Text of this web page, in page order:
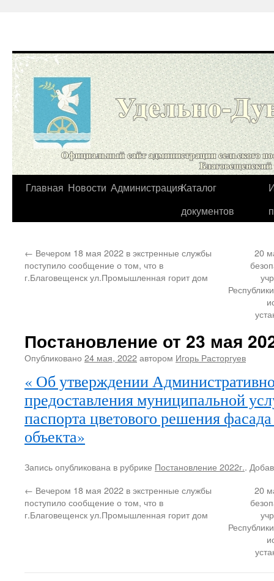
Перейти
Главная Новости АдминистрацияКаталог
документов
← Вечером 18 мая 2022 в экстренные службы
поступило сообщение о том, что в
г.Благовещенск ул.Промышленная горит дом
20
Постановление от 23 мая
Опубликовано 24 мая, 2022автором Игорь Расторгуев
« Об утверждении
предоставления муниципальной
паспорта цветового решения
объекта»
Запись опубликована в рубрике Постановление 2022г..
← Вечером 18 мая 2022 в экстренные службы
поступило сообщение о том, что в
г.Благовещенск ул.Промышленная горит дом
20